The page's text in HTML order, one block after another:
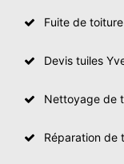
Fuite de
Devis tuiles
Nettoyage de
Réparation de